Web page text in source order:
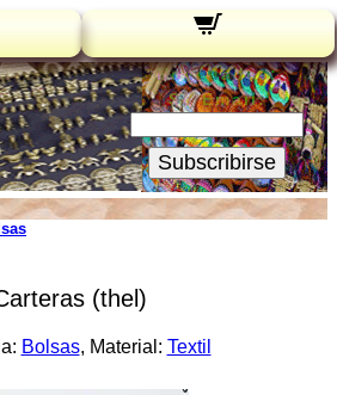
Novedades:
Su Email:
Subscribirse
(thel)
Bolsas, Material: Textil